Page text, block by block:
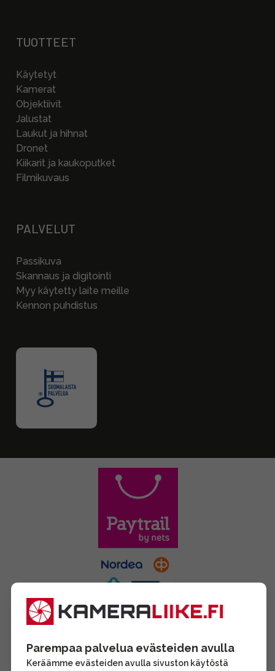
TUOTTEET
Käytetyt
Kamerat
Objektiivit
Jalustat
Laukut ja hihnat
Dronet
Kiikarit ja kaukoputket
Filmikuvaus
PALVELUT
Passikuva
Skannaus ja digitointi
Myy käytetty laite meille
Kennon puhdistus
Parempaa palvelua evästeiden avulla
Keräämme evästeiden avulla sivuston käytöstä